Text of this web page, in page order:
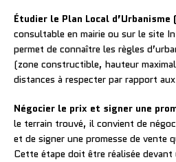
Étudier le Plan Local d’Urbanisme
consultable en mairie ou sur le site
permet de connaître les règles
(zone constructible, hauteur
distances à respecter par rapport
Négocier le prix et signer une
le terrain trouvé, il convient de
et de signer une promesse de vente
Cette étape doit être réalisée